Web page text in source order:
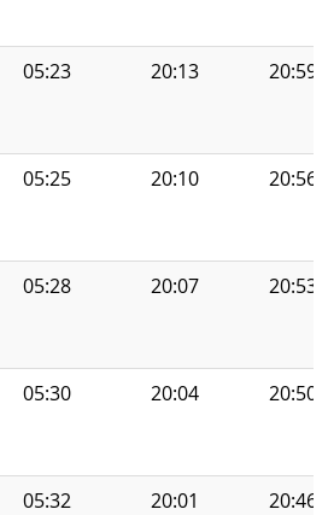
05:23 20:13 20:59
05:25 20:10 20:56
05:28 20:07 20:53
05:30 20:04 20:50
05:32 20:01 20:46